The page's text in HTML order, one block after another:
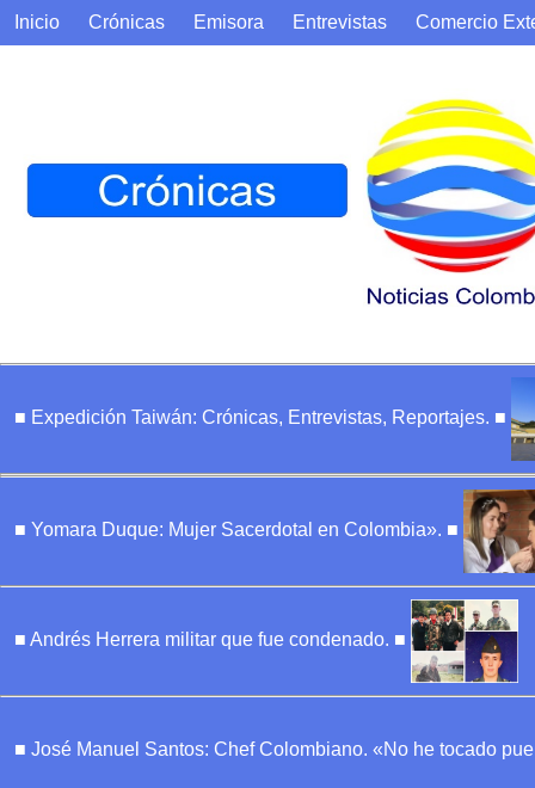
Inicio Crónicas Emisora Entrevistas Comercio
■ Expedición Taiwán: Crónicas, Entrevistas, Reportajes. ■
■ Yomara Duque: Mujer Sacerdotal en Colombia». ■
■ Andrés Herrera militar que fue condenado. ■
■ José Manuel Santos: Chef Colombiano. «No he tocado